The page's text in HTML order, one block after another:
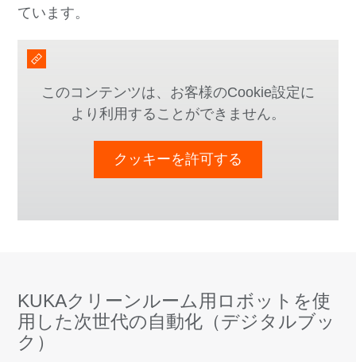
ています。
このコンテンツは、お客様のCookie設定に
より利用することができません。
クッキーを許可する
KUKAクリーンルーム用ロボットを使
用した次世代の自動化（デジタルブッ
ク）